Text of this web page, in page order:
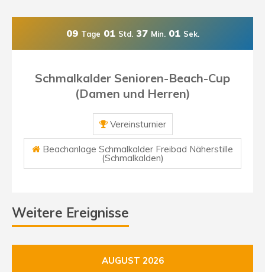
09 Tage 01 Std. 37 Min. 00 Sek.
Schmalkalder Senioren-Beach-Cup
(Damen und Herren)
Vereinsturnier
Beachanlage Schmalkalder Freibad Näherstille
(Schmalkalden)
Weitere Ereignisse
AUGUST 2026